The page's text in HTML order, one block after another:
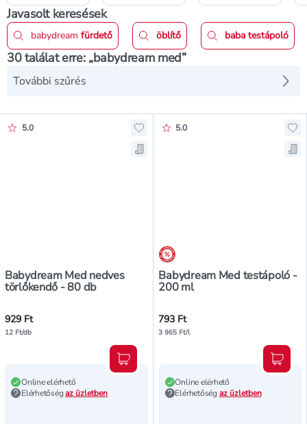
popsitörlők
Javasolt keresések
babydream fürdető öblítő baba testápoló
30 találat erre: „babydream med”
További szűrés
Babydream Med nedves
törlőkendő - 80 db
Értékelés pontszáma:
5.0
Hozzáadás a kedvencekhez,
Mentés a bevásárló listára,
929 Ft
12 Ft/db
Online elérhető
Elérhetőségaz üzletben
Kosárba teszem
árréscsökkentés
Babydream Med testápoló -
200 ml
Értékelés pontszáma:
5.0
793 Ft
3 965 Ft/l
Online elérhető
Elérhetőség az üzletben